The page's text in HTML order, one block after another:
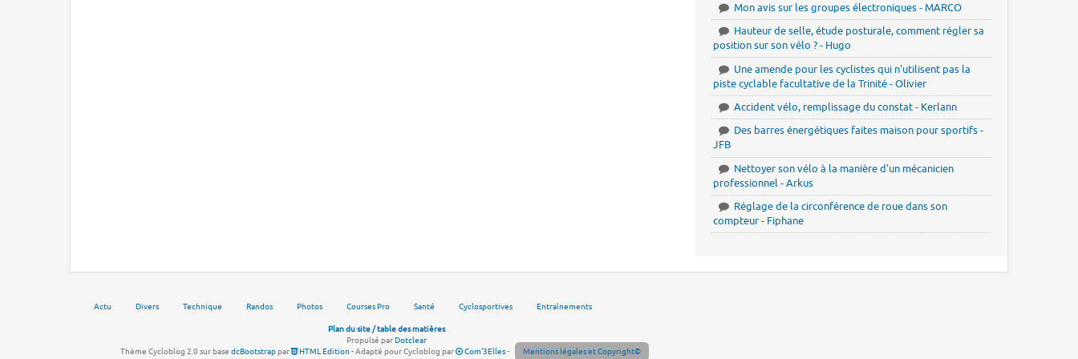
Mon avis sur les groupes électroniques - MARCO
Hauteur de selle, étude posturale, comment régler sa
position sur son vélo ? - Hugo
Une amende pour les cyclistes qui n'utilisent pas la
piste cyclable facultative de la Trinité - Olivier
Accident vélo, remplissage du constat - Kerlann
Des barres énergétiques faites maison pour sportifs -
JFB
Nettoyer son vélo à la manière d'un mécanicien
professionnel - Arkus
Réglage de la circonférence de roue dans son
compteur - Fiphane
Actu Divers Technique Randos Photos Courses Pro Santé Cyclosportives Entraînements
Plan du site / table des matières
Propulsé parDotclear
Thème Cycloblog 2.0 sur base dcBootstrappar HTML Edition - Adapté pour Cycloblog par Com'3Elles- Mentions légales et Copyright©